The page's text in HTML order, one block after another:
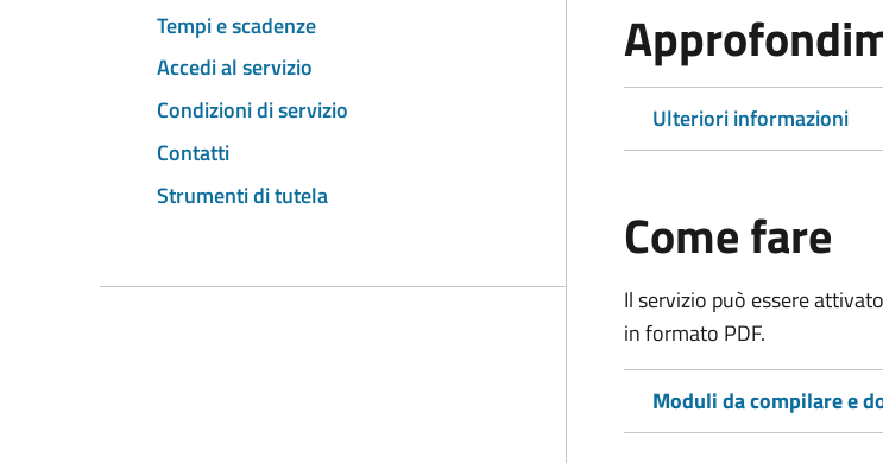
Tempi e scadenze
Accedi al servizio
Condizioni di servizio
Contatti
Strumenti di tutela
Ulteriori informazioni
Come fare
Il servizio può essere
in formato PDF.
Moduli da compilare e